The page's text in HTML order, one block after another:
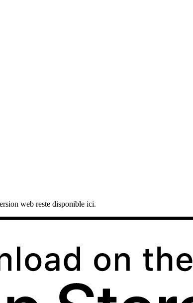
web reste disponible ici.